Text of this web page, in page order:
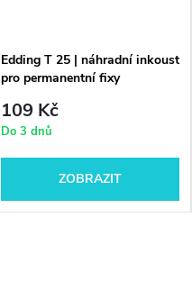
Edding T 25 | náhradní inkoust
pro permanentní fixy
109 Kč
Do 3 dnů
ZOBRAZIT